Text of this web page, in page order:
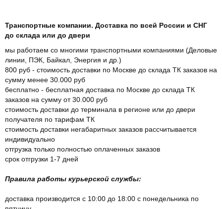
Транспортные компании. Доставка по всей России и СНГ
до склада или до двери
мы работаем со многими транспортными компаниями (Деловые
линии, ПЭК, Байкал, Энергия и др.)
800 руб - стоимость доставки по Москве до склада ТК заказов на
сумму менее 30.000 руб
бесплатно - бесплатная доставка по Москве до склада ТК
заказов на сумму от 30.000 руб
стоимость доставки до терминала в регионе или до двери
получателя по тарифам ТК
стоимость доставки негабаритных заказов рассчитывается
индивидуально
отгрузка только полностью оплаченных заказов
срок отгрузки 1-7 дней
Правила работы курьерской службы:
доставка производится с 10:00 до 18:00 с понедельника по